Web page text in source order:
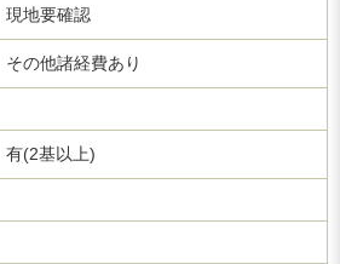
現地要確認
その他諸経費あり
有(2基以上)